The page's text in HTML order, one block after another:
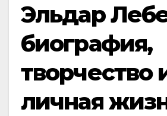
Эльдар
биография,
творчество
личная